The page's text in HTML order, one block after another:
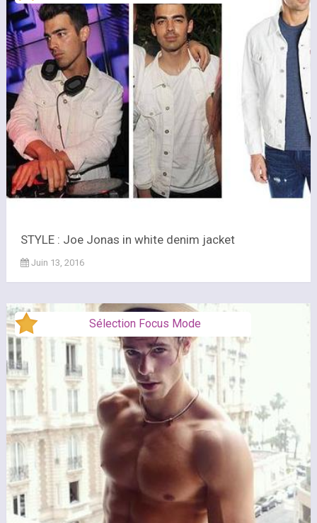
STYLE : Joe Jonas in white denim jacket
Juin 13, 2016
Sélection Focus Mode